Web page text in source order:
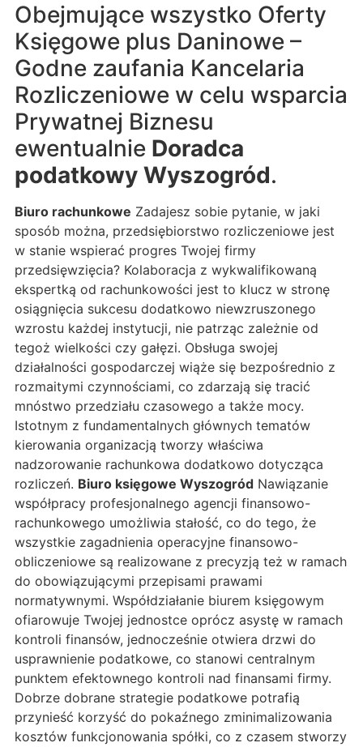
Obejmujące wszystko Oferty
Księgowe plus Daninowe –
Godne zaufania Kancelaria
Rozliczeniowe w celu wsparcia
Prywatnej Biznesu
ewentualnie Doradca
podatkowy Wyszogród.
Biuro rachunkowe Zadajesz sobie pytanie, w jaki
sposób można, przedsiębiorstwo rozliczeniowe jest
w stanie wspierać progres Twojej firmy
przedsięwzięcia? Kolaboracja z wykwalifikowaną
ekspertką od rachunkowości jest to klucz w stronę
osiągnięcia sukcesu dodatkowo niewzruszonego
wzrostu każdej instytucji, nie patrząc zależnie od
tegoż wielkości czy gałęzi. Obsługa swojej
działalności gospodarczej wiąże się bezpośrednio z
rozmaitymi czynnościami, co zdarzają się tracić
mnóstwo przedziału czasowego a także mocy.
Istotnym z fundamentalnych głównych tematów
kierowania organizacją tworzy właściwa
nadzorowanie rachunkowa dodatkowo dotycząca
rozliczeń. Biuro księgowe Wyszogród Nawiązanie
współpracy profesjonalnego agencji finansowo-
rachunkowego umożliwia stałość, co do tego, że
wszystkie zagadnienia operacyjne finansowo-
obliczeniowe są realizowane z precyzją też w ramach
do obowiązującymi przepisami prawami
normatywnymi. Współdziałanie biurem księgowym
ofiarowuje Twojej jednostce oprócz asystę w ramach
kontroli finansów, jednocześnie otwiera drzwi do
usprawnienie podatkowe, co stanowi centralnym
punktem efektownego kontroli nad finansami firmy.
Dobrze dobrane strategie podatkowe potrafią
przynieść korzyść do pokaźnego zminimalizowania
kosztów funkcjonowania spółki, co z czasem stworzy